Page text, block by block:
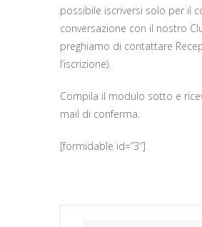
possibile iscriversi solo per il
conversazione con il nostro
preghiamo di contattare
l’iscrizione).
Compila il modulo sotto e
mail di conferma.
[formidable id=”3″]